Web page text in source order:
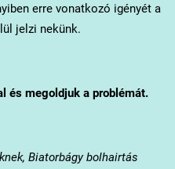
erre vonatkozó igényét a
jelzi nekünk.
és megoldjuk a problémát.
Biatorbágy bolhairtás